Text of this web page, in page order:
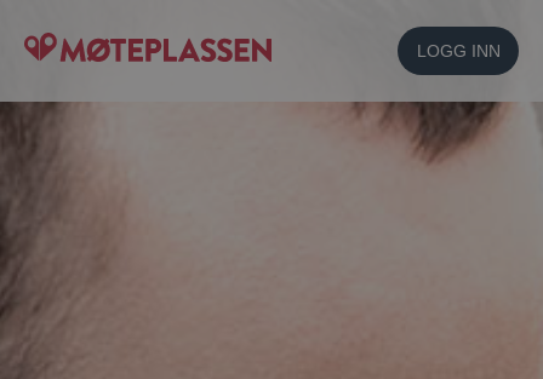
LOGG INN